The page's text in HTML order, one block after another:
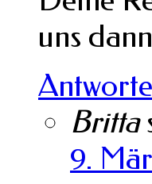
uns
Britta
9.